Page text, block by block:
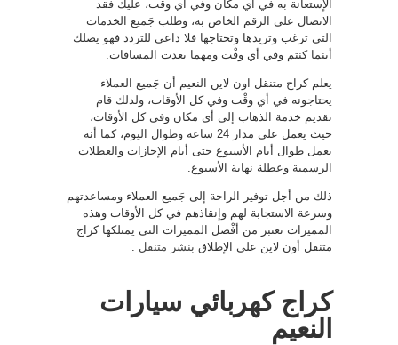
الإستعانة به في أي مكان وفي أي وقْت، عليك فقد
الاتصال على الرقم الخاص به، وطلب جَميع الخدمات
التي ترغب وتريدها وتحتاجها فلا داعي للتردد فهو يصلك
أينما كنتم وفي أي وقْت ومهما بعدت المسافات.
يعلم كراج متنقل اون لاين النعيم أن جَميع العملاء
يحتاجونه في أي وقْت وفي كل الأوقات، ولذلك قام
تقديم خدمة الذهاب إلى أى مكان وفى كل الأوقات،
حيث يعمل على مدار 24 ساعة وطوال اليوم، كما أنه
يعمل طوال أيام الأسبوع حتى أيام الإجازات والعطلات
الرسمية وعطلة نهاية الأسبوع.
ذلك من أجل توفير الراحة إلى جَميع العملاء ومساعدتهم
وسرعة الاستجابة لهم وإنقاذهم في كل الأوقات وهذه
المميزات تعتبر من أفْضل المميزات التى يمتلكها كراج
متنقل أون لاين على الإطلاق بنشر متنقل .
كراج كهربائي سيارات
النعيم